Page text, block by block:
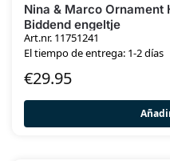
Nina & Marco Ornament
Biddend engeltje
Art.nr. 11751241
El tiempo de entrega: 1-2 días
€29.95